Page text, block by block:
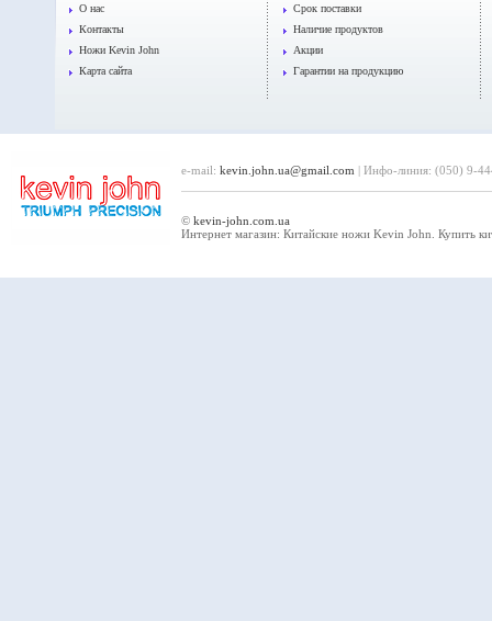
O нас
Контакты
Ножи Kevin John
Карта сайта
Срок поставки
Наличие продуктов
Акции
Гарантии на продукцию
e-mail: kevin.john.ua@gmail.com | Инфо-линия: (050) 9-
© kevin-john.com.ua
Интернет магазин: Китайские ножи Kevin John. Купить